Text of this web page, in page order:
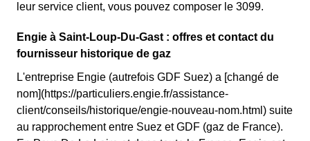
leur service client, vous pouvez composer le 3099.
Engie à Saint-Loup-Du-Gast : offres et contact du
fournisseur historique de gaz
L'entreprise Engie (autrefois GDF Suez) a [changé de
nom](https://particuliers.engie.fr/assistance-
client/conseils/historique/engie-nouveau-nom.html) suite
au rapprochement entre Suez et GDF (gaz de France).